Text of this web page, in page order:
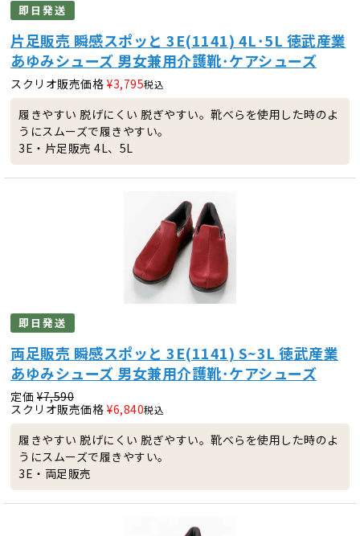
即日発送
片足販売 瞬感スポッと 3E(1141) 4L･5L 徳武産業
あゆみシューズ 男女兼用介護靴･ケアシューズ
スクリオ販売価格 ¥3,795税込
履きやすい 脱げにくい 脱ぎやすい。靴べらを使用した時のよ
うにスムーズで履きやすい。
3E・片足販売 4L、5L
即日発送
両足販売 瞬感スポッと 3E(1141) S~3L 徳武産業
あゆみシューズ 男女兼用介護靴･ケアシューズ
定価 ¥7,590
スクリオ販売価格 ¥6,840税込
履きやすい 脱げにくい 脱ぎやすい。靴べらを使用した時のよ
うにスムーズで履きやすい。
3E・両足販売